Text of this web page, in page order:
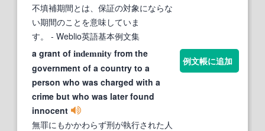
不填補期間とは、保証の対象にならな
い期間のことを意味していま
す。
- Weblio英語基本例文集
a grant of indemnity from the
government of a country to a
person who was charged with a
crime but who was later found
innocent
無罪にもかかわらず刑が執行された人
例文帳に追加